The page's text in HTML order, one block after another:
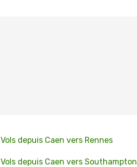
Vols depuis Caen vers Rennes
Vols depuis Caen vers Southampton